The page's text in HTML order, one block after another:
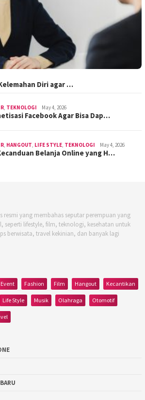
Diri agar …
TEKNOLOGI May 4, 2026
Facebook Agar Bisa Dap…
HANGOUT LIFE STYLE TEKNOLOGI May 4, 2026
Belanja Online yang H…
resmi yang membahas seputar perempuan yang
seperti lifestyle, film, teknologi, kesehatan untuk
berwisata, travel kekinian, dan banyak lagi
Event Fashion Film Hangout Kecantikan
Life Style Musik Olahraga Otomotif